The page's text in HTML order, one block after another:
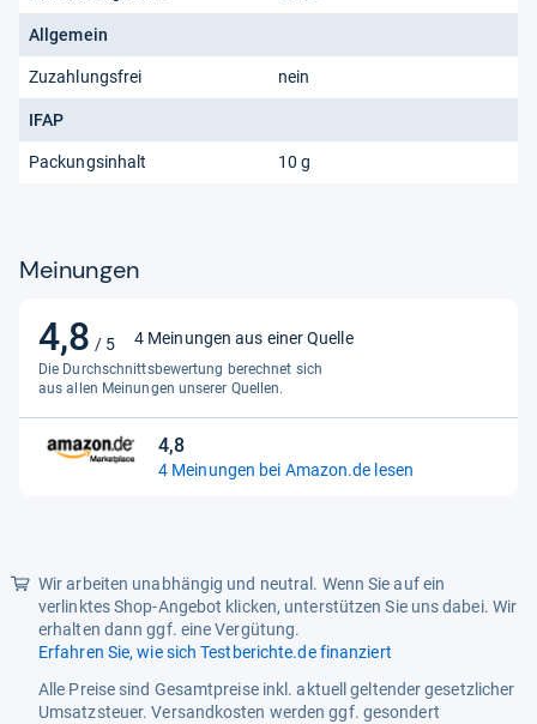
Allgemein
Zuzahlungsfrei nein
IFAP
Packungsinhalt 10 g
Meinungen
4,8 / 5
4,8
von
5
Sternen
4 Meinungen aus einer Quelle
Die Durchschnittsbewertung berechnet sich
aus allen Meinungen unserer Quellen.
4,8
4,8
von
4 Meinungen bei Amazon.de lesen
Wir arbeiten unabhängig und neutral. Wenn Sie auf ein
verlinktes Shop-Angebot klicken, unterstützen Sie uns dabei. Wir
erhalten dann ggf. eine Vergütung.
Erfahren Sie, wie sich Testberichte.de finanziert
Alle Preise sind Gesamtpreise inkl. aktuell geltender gesetzlicher
Umsatzsteuer. Versandkosten werden ggf. gesondert